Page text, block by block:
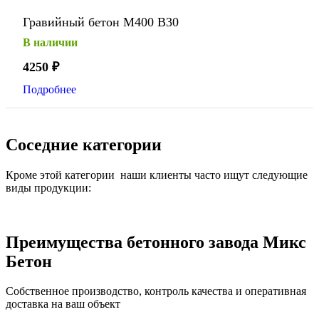
Гравийный бетон М400 В30
В наличии
4250 ₽
Подробнее
Соседние категории
Кроме этой категории наши клиенты часто ищут следующие
виды продукции:
Преимущества бетонного завода Микс
Бетон
Собственное производство, контроль качества и оперативная
доставка на ваш объект